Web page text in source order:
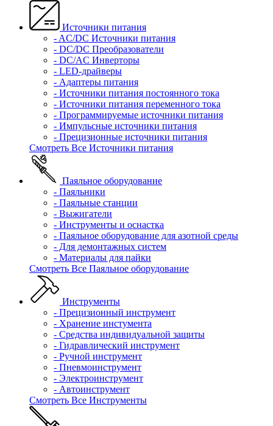
Источники питания
- AC/DC Источники питания
- DC/DC Преобразователи
- DC/AC Инверторы
- LED-драйверы
- Адаптеры питания
- Источники питания постоянного тока
- Источники питания переменного тока
- Программируемые источники питания
- Импульсные источники питания
- Прецизионные источники питания
Смотреть Все Источники питания
Паяльное оборудование
- Паяльники
- Паяльные станции
- Выжигатели
- Инструменты и оснастка
- Паяльное оборудование для азотной среды
- Для демонтажных систем
- Материалы для пайки
Смотреть Все Паяльное оборудование
Инструменты
- Прецизионный инструмент
- Хранение инстумента
- Средства индивидуальной защиты
- Гидравлический инструмент
- Ручной инструмент
- Пневмоинструмент
- Электроинструмент
- Автоинструмент
Смотреть Все Инструменты